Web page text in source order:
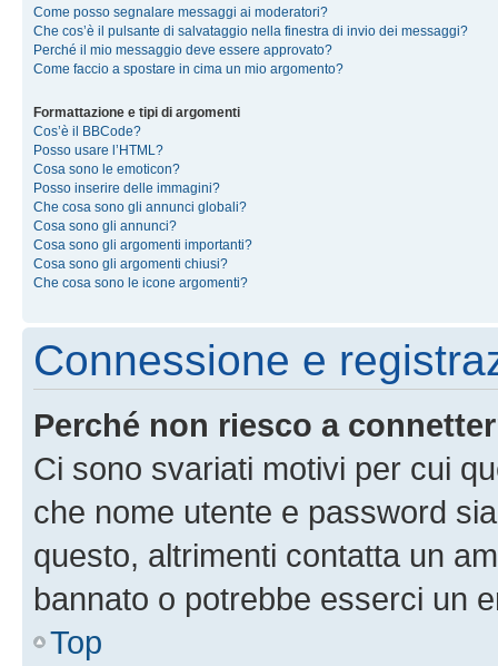
Come posso segnalare messaggi ai moderatori?
Che cos’è il pulsante di salvataggio nella finestra di invio dei messaggi?
Perché il mio messaggio deve essere approvato?
Come faccio a spostare in cima un mio argomento?
Formattazione e tipi di argomenti
Cos’è il BBCode?
Posso usare l’HTML?
Cosa sono le emoticon?
Posso inserire delle immagini?
Che cosa sono gli annunci globali?
Cosa sono gli annunci?
Cosa sono gli argomenti importanti?
Cosa sono gli argomenti chiusi?
Che cosa sono le icone argomenti?
Connessione e
Perché non riesco a
Ci sono svariati motivi per cui
che nome utente e password
questo, altrimenti contatta un
bannato o potrebbe esserci un
Top